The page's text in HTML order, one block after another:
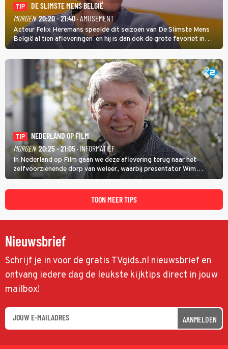
TIP
DE SLIMSTE MENS BELGIË
MORGEN 20:20 - 21:40· AMUSEMENT
Acteur Felix Heremans speelde dit seizoen van De Slimste Mens
België al tien afleveringen en hij is dan ook de grote favoriet in
deze seizoensfinale. En er is Nederlandse inbreng, want komiek
Soundos El Ahmadi neemt plaats aan de jurytafel.
TIP
NEDERLAND OP FILM
MORGEN 20:25 - 21:05· INFORMATIEF
In Nederland op Film gaan we deze aflevering terug naar het
zelfvoorzienende dorp van weleer, waarbij presentator Wim
Daniëls de kijkers meeneemt op reis door de tijd aan de hand van
unieke amateurbeelden uit verschillende decennia. (HH)
TOON MEER TIPS
Nieuwsbrief
Schrijf je in voor de gratis TVgids.nl nieuwsbrief en
ontvang iedere dag de leukste kijktips direct in jouw
mailbox!
AANMELDEN